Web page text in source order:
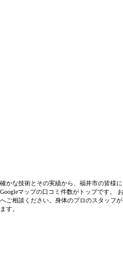
確かな技術とその実績から、福井市の皆様
Googleマップの口コミ件数がトップです。
へご相談ください。身体のプロのスタッフ
ます。